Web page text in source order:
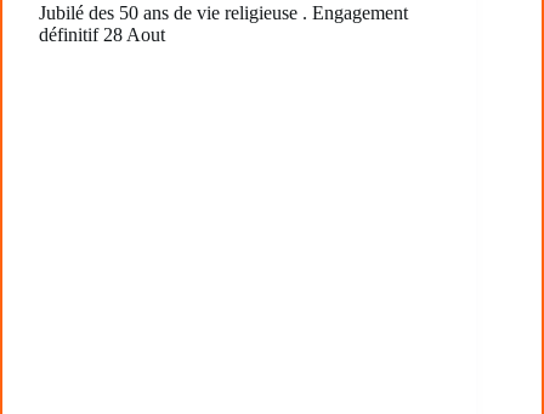
Jubilé des 50 ans de vie religieuse . Engagement
définitif 28 Aout